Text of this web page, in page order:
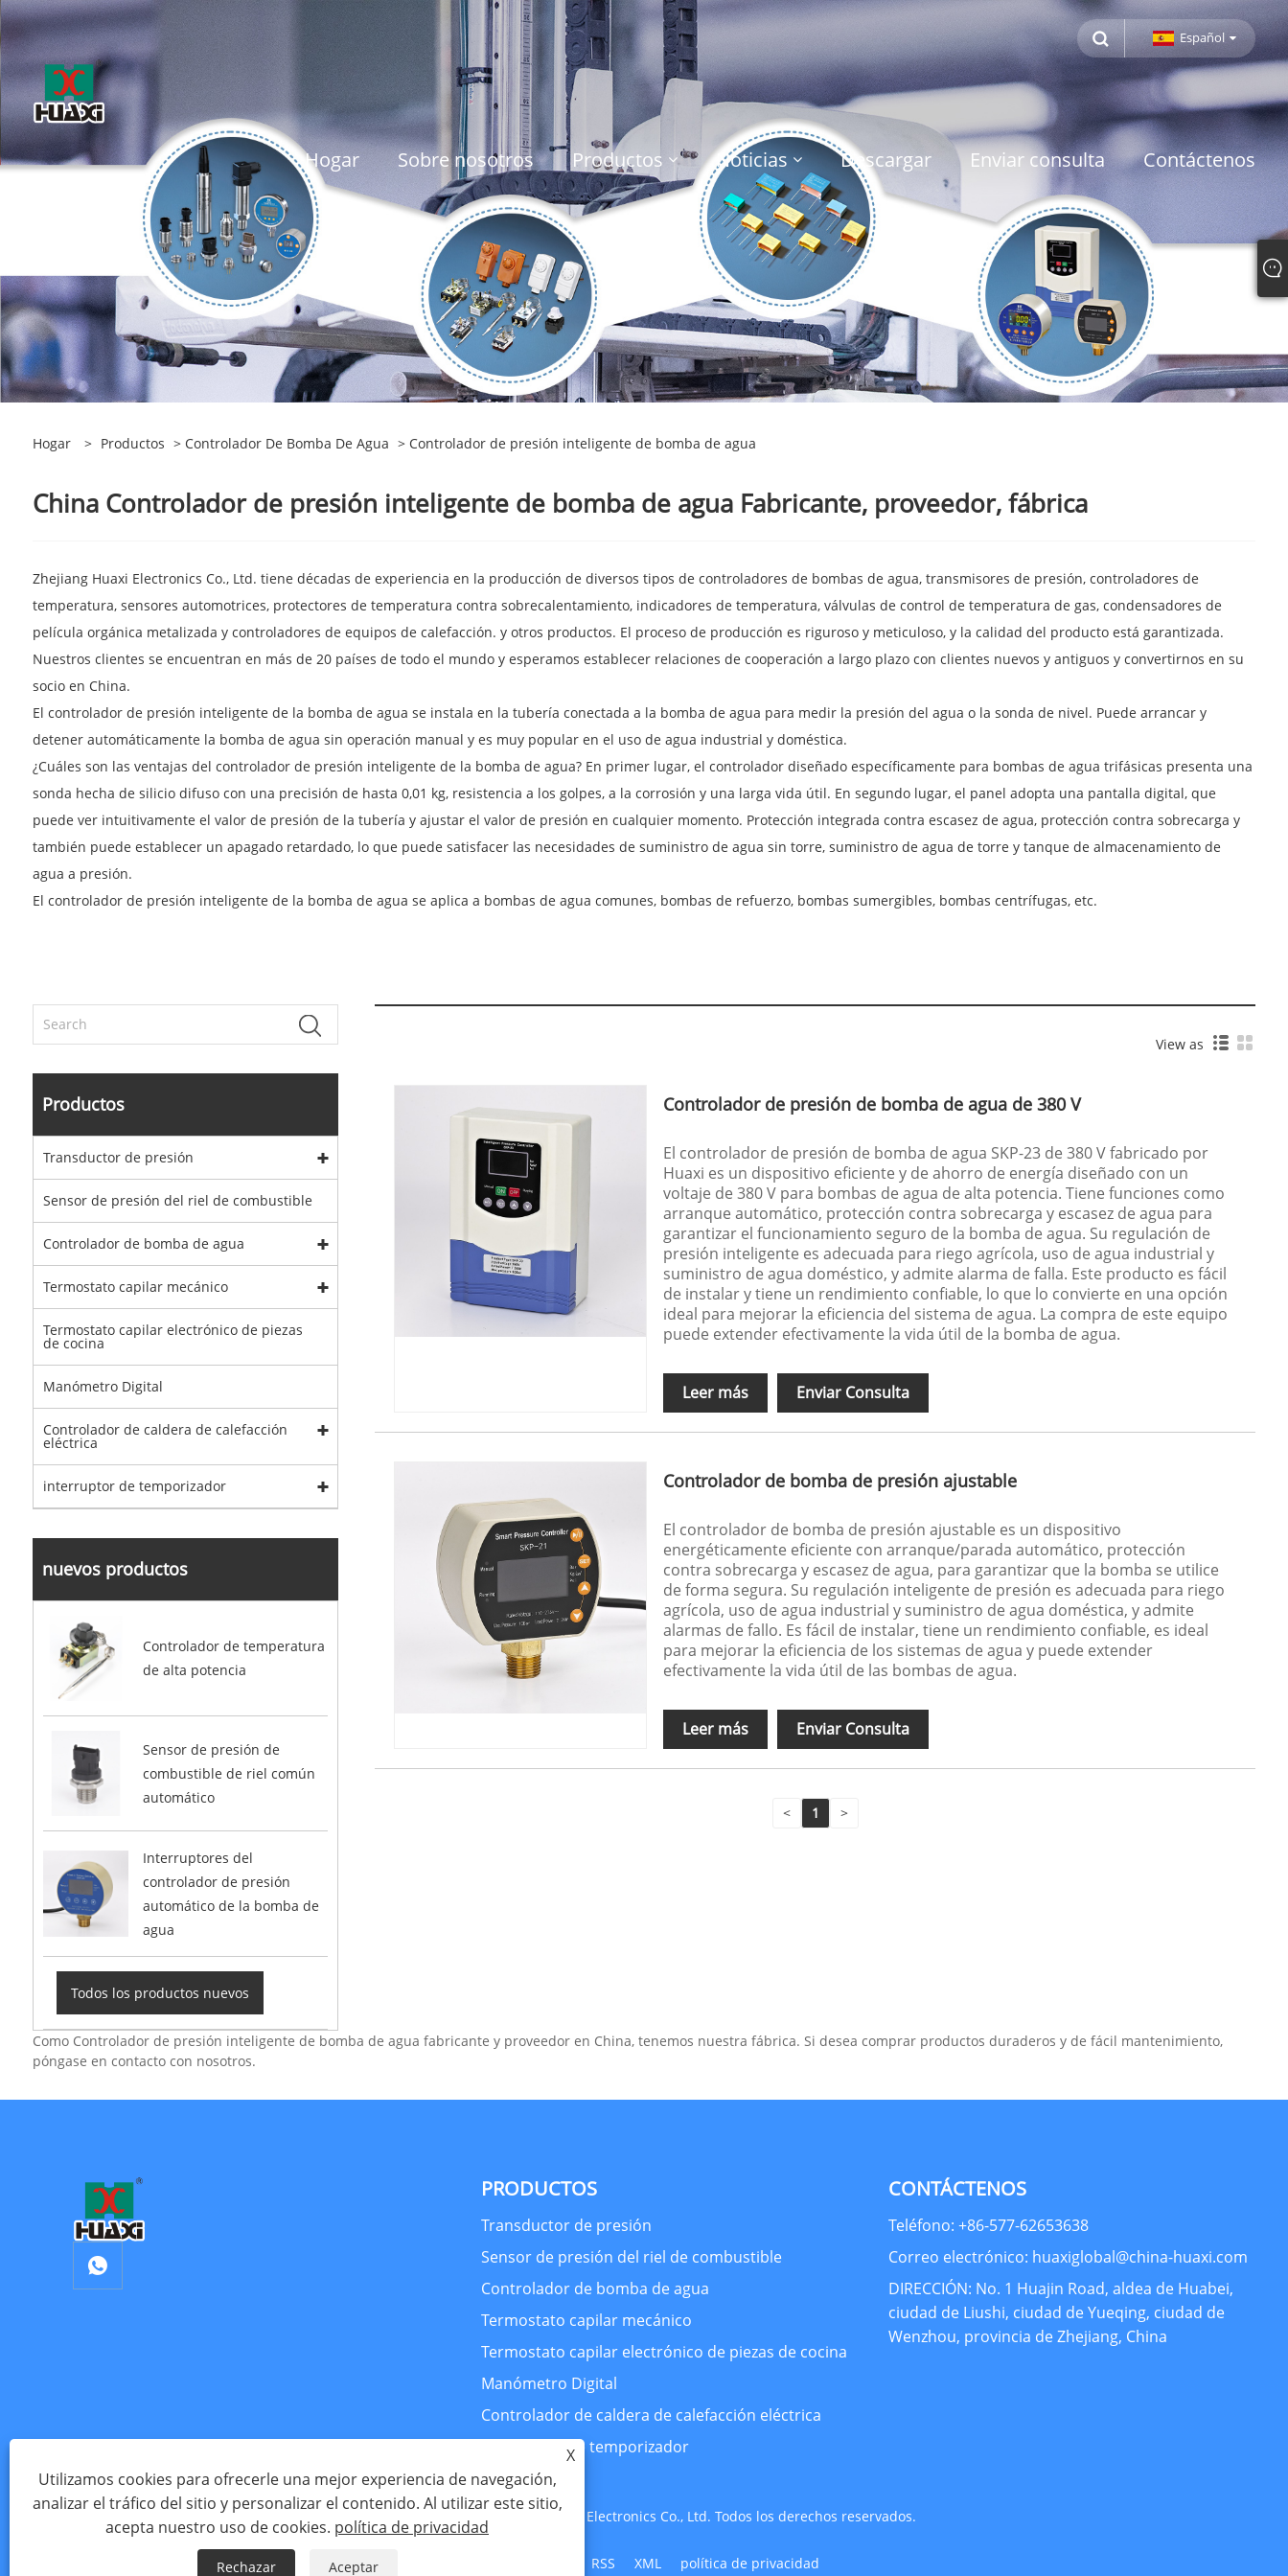
Español
Hogar Sobre nosotros Productos Noticias Descargar Enviar consulta Contáctenos
Hogar > Productos > Controlador De Bomba De Agua > Controlador de presión inteligente de bomba de agua
China Controlador de presión inteligente de bomba de agua Fabricante, proveedor, fábrica
Zhejiang Huaxi Electronics Co., Ltd. tiene décadas de experiencia en la producción de diversos tipos de controladores de bombas de agua, transmisores de presión, controladores de
temperatura, sensores automotrices, protectores de temperatura contra sobrecalentamiento, indicadores de temperatura, válvulas de control de temperatura de gas, condensadores de
película orgánica metalizada y controladores de equipos de calefacción. y otros productos. El proceso de producción es riguroso y meticuloso, y la calidad del producto está garantizada.
Nuestros clientes se encuentran en más de 20 países de todo el mundo y esperamos establecer relaciones de cooperación a largo plazo con clientes nuevos y antiguos y convertirnos en su
socio en China.
El controlador de presión inteligente de la bomba de agua se instala en la tubería conectada a la bomba de agua para medir la presión del agua o la sonda de nivel. Puede arrancar y
detener automáticamente la bomba de agua sin operación manual y es muy popular en el uso de agua industrial y doméstica.
¿Cuáles son las ventajas del controlador de presión inteligente de la bomba de agua? En primer lugar, el controlador diseñado específicamente para bombas de agua trifásicas presenta una
sonda hecha de silicio difuso con una precisión de hasta 0,01 kg, resistencia a los golpes, a la corrosión y una larga vida útil. En segundo lugar, el panel adopta una pantalla digital, que
puede ver intuitivamente el valor de presión de la tubería y ajustar el valor de presión en cualquier momento. Protección integrada contra escasez de agua, protección contra sobrecarga y
también puede establecer un apagado retardado, lo que puede satisfacer las necesidades de suministro de agua sin torre, suministro de agua de torre y tanque de almacenamiento de
agua a presión.
El controlador de presión inteligente de la bomba de agua se aplica a bombas de agua comunes, bombas de refuerzo, bombas sumergibles, bombas centrífugas, etc.
Productos
Transductor de presión
Sensor de presión del riel de combustible
Controlador de bomba de agua
Termostato capilar mecánico
Termostato capilar electrónico de piezas
de cocina
Manómetro Digital
Controlador de caldera de calefacción
eléctrica
interruptor de temporizador
nuevos productos
Controlador de temperatura
de alta potencia
Sensor de presión de
combustible de riel común
automático
Interruptores del
controlador de presión
automático de la bomba de
agua
Todos los productos nuevos
View as
Controlador de presión de bomba de agua de 380 V
El controlador de presión de bomba de agua SKP-23 de 380 V fabricado por
Huaxi es un dispositivo eficiente y de ahorro de energía diseñado con un
voltaje de 380 V para bombas de agua de alta potencia. Tiene funciones como
arranque automático, protección contra sobrecarga y escasez de agua para
garantizar el funcionamiento seguro de la bomba de agua. Su regulación de
presión inteligente es adecuada para riego agrícola, uso de agua industrial y
suministro de agua doméstico, y admite alarma de falla. Este producto es fácil
de instalar y tiene un rendimiento confiable, lo que lo convierte en una opción
ideal para mejorar la eficiencia del sistema de agua. La compra de este equipo
puede extender efectivamente la vida útil de la bomba de agua.
Leer más Enviar Consulta
Controlador de bomba de presión ajustable
El controlador de bomba de presión ajustable es un dispositivo
energéticamente eficiente con arranque/parada automático, protección
contra sobrecarga y escasez de agua, para garantizar que la bomba se utilice
de forma segura. Su regulación inteligente de presión es adecuada para riego
agrícola, uso de agua industrial y suministro de agua doméstica, y admite
alarmas de fallo. Es fácil de instalar, tiene un rendimiento confiable, es ideal
para mejorar la eficiencia de los sistemas de agua y puede extender
efectivamente la vida útil de las bombas de agua.
Leer más Enviar Consulta
< 1 >
Como Controlador de presión inteligente de bomba de agua fabricante y proveedor en China, tenemos nuestra fábrica. Si desea comprar productos duraderos y de fácil mantenimiento,
póngase en contacto con nosotros.
PRODUCTOS
Transductor de presión
Sensor de presión del riel de combustible
Controlador de bomba de agua
Termostato capilar mecánico
Termostato capilar electrónico de piezas de cocina
Manómetro Digital
Controlador de caldera de calefacción eléctrica
interruptor de temporizador
CONTÁCTENOS
Teléfono: +86-577-62653638
Correo electrónico: huaxiglobal@china-huaxi.com
DIRECCIÓN: No. 1 Huajin Road, aldea de Huabei,
ciudad de Liushi, ciudad de Yueqing, ciudad de
Wenzhou, provincia de Zhejiang, China
Copyright © 2024 Zhejiang Huaxi Electronics Co., Ltd. Todos los derechos reservados.
RSS XML política de privacidad
X
Utilizamos cookies para ofrecerle una mejor experiencia de navegación,
analizar el tráfico del sitio y personalizar el contenido. Al utilizar este sitio,
acepta nuestro uso de cookies. política de privacidad
Rechazar Aceptar